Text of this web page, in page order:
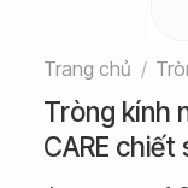
Trang chủ /
Tròng kính
CARE